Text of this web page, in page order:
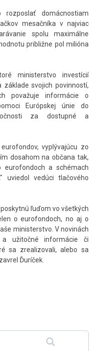
rozposlať domácnostiam
mesačníka v najviac
spolu maximálne
približne pol milióna
ministerstvo investícií
svojich povinností,
považuje informácie o
Európskej únie do
za dostupné a
vyplývajúcu zo
dosahom na občana tak,
a schémach
uviedol vedúci tlačového
ľuďom vo všetkých
o eurofondoch, no aj o
ministerstvo. V novinách
a užitočné informácie či
sa zrealizovali, alebo sa
Ďuríček.
Hľadať